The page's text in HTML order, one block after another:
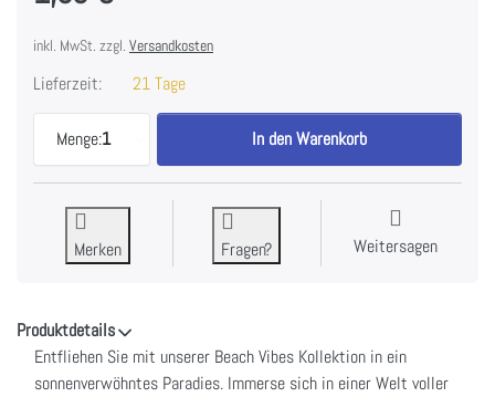
inkl. MwSt. zzgl. Versandkosten
Lieferzeit: 21 Tage
Menge:1
Beach Vibes Double-Sided Cardstock 12"X12"-
In den Warenkorb
Merken Fragen? Weitersagen
Produktdetails
Entfliehen Sie mit unserer Beach Vibes Kollektion in ein
sonnenverwöhntes Paradies. Immerse sich in einer Welt voller